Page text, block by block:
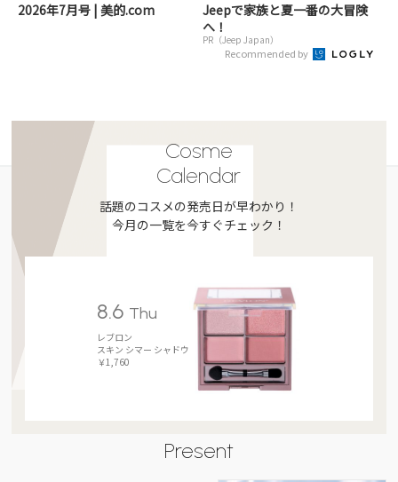
2026年7月号 | 美的.com
Jeepで家族と夏一番の大冒険
へ！
PR（Jeep Japan）
Recommended by
Cosme
Calendar
話題のコスメの発売日が早わかり！
今月の一覧を今すぐチェック！
8.6 Thu
レブロン
スキン シマー シャドウ
￥1,760
Present